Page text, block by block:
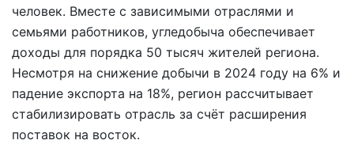
человек. Вместе с зависимыми отраслями и
семьями работников, угледобыча обеспечивает
доходы для порядка 50 тысяч жителей региона.
Несмотря на снижение добычи в 2024 году на 6% и
падение экспорта на 18%, регион рассчитывает
стабилизировать отрасль за счёт расширения
поставок на восток.